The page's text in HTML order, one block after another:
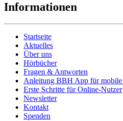
Informationen
Startseite
Aktuelles
Über uns
Hörbücher
Fragen & Antworten
Anleitung BBH App für mobile
Erste Schritte für Online-Nutzer
Newsletter
Kontakt
Spenden